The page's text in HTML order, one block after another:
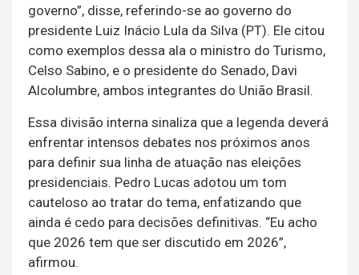
governo”, disse, referindo-se ao governo do
presidente Luiz Inácio Lula da Silva (PT). Ele citou
como exemplos dessa ala o ministro do Turismo,
Celso Sabino, e o presidente do Senado, Davi
Alcolumbre, ambos integrantes do União Brasil.
Essa divisão interna sinaliza que a legenda deverá
enfrentar intensos debates nos próximos anos
para definir sua linha de atuação nas eleições
presidenciais. Pedro Lucas adotou um tom
cauteloso ao tratar do tema, enfatizando que
ainda é cedo para decisões definitivas. “Eu acho
que 2026 tem que ser discutido em 2026”,
afirmou.